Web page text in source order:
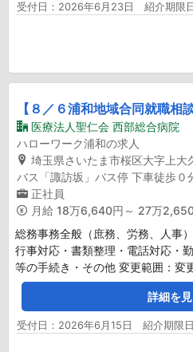
受付日：2026年6月23日 紹介期限
【８／６浦和地域合同就職相
医療法人聖仁会 西部総合病院
ハローワーク浦和の求人
埼玉県さいたま市桜区大字上大
バス「諏訪坂」バス停 下車徒歩０
正社員
月給 18万6,640円～ 27万
総務事務全般（庶務、労務、人事
行事対応・書類整理・電話対応・
等の手続き・その他 変更範囲：変
詳細を
受付日：2026年6月15日 紹介期限